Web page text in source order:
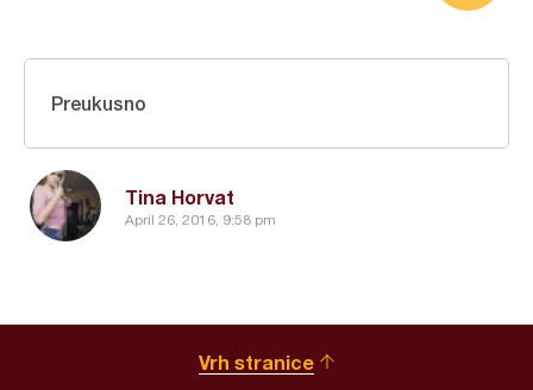
Tina Horvat
April 26, 2016, 9:58 pm
Preukusno
Vrh stranice